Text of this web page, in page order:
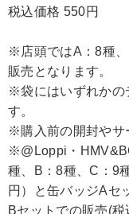
税込価格 550円
※店頭ではA：8種
販売となります。
※袋にはいずれかの
す。
※購入前の開封やサ
※@Loppi・
種、B：8種、C：9
円）と缶バッジAセ
Bセットでの販売(